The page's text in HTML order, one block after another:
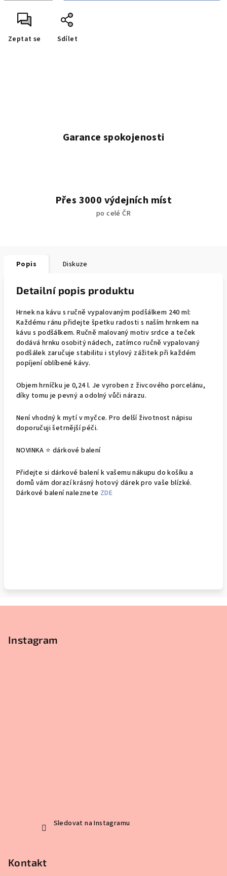
Zeptat se Sdílet
Garance spokojenosti
Přes 3000 výdejních míst
po celé ČR
Popis Diskuze
Detailní popis produktu
Hrnek na kávu s ručně vypalovaným podšálkem 240 ml:
Každému ránu přidejte špetku radosti s naším hrnkem na
kávu s podšálkem. Ručně malovaný motiv srdce a teček
dodává hrnku osobitý nádech, zatímco ručně vypalovaný
podšálek zaručuje stabilitu i stylový zážitek při každém
popíjení oblíbené kávy.
Objem hrníčku je 0,24 l. Je vyroben z živcového porcelánu,
díky tomu je pevný a odolný vůči nárazu.
Není vhodný k mytí v myčce. Pro delší životnost nápisu
doporučuji šetrnější péči.
NOVINKA ⭐ dárkové balení
Přidejte si dárkové balení k vašemu nákupu do košíku a
domů vám dorazí krásný hotový dárek pro vaše blízké.
Dárkové balení naleznete ZDE
Instagram
Sledovat na Instagramu
Kontakt